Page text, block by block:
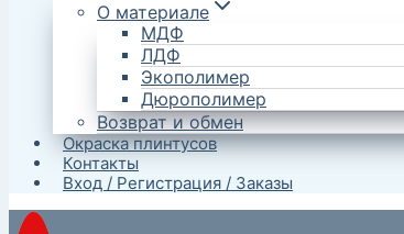
О материале
МДФ
ЛДФ
Экополимер
Дюрополимер
Возврат и обмен
Окраска плинтусов
Контакты
Вход / Регистрация / Заказы